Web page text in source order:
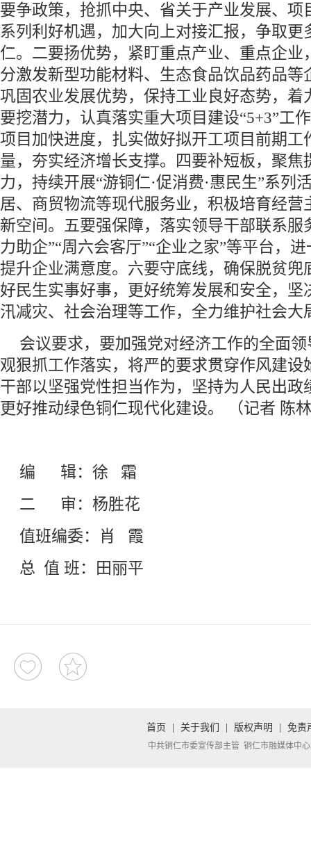
要争政策，抢抓中央、省关于产业发展、项
系列利好机遇，加大向上对接汇报，争取更
仁。二要扬优势，紧盯重点产业、重点企业
分激发新型功能材料、生态食品饮品药品等
巩固农业发展优势，保持工业良好态势，着
要挖潜力，认真落实重大项目建设“5+3”工
项目加快进度，扎实做好拟开工项目前期工
量，夯实经济增长支撑。四要补短板，聚焦
力，持续开展“游铜仁·促消费·惠民生”系列
居、商贸物流等现代服务业，积极培育经营
新空间。五要强保障，落实领导干部联系服
力助企”“周六会客厅”“企业之家”等平台，
提升企业满意度。六要守底线，确保脱贫兜
好民生实事好事，更好统筹发展和安全，坚
汛减灾、社会治理等工作，全力维护社会大
会议要求，要加强党对经济工作的全面
观狠抓工作落实，将严的要求贯穿作风建设
干部以坚强党性担当作为，坚持为人民出政
更好推动绿色铜仁现代化建设。 （记者 陈
编 辑：徐 霜
二 审：杨胜花
值班编委：肖 霞
总 值 班：田丽平
首页 关于我们 版权声明 免责
中共铜仁市委宣传部主管 铜仁市融媒体中心